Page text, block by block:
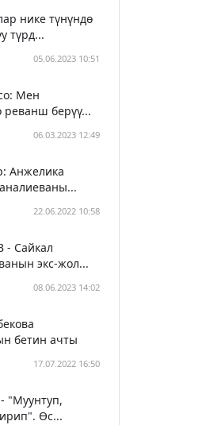
нике түнүндө
түрд...
05.06.2023 10:51
Мен
реванш берүү...
06.03.2023 12:49
Анжелика
22.06.2022 10:58
Сайкал
экс-жол...
08.06.2023 14:02
бетин ачты
17.07.2022 16:50
"Муунтуп,
Өс...